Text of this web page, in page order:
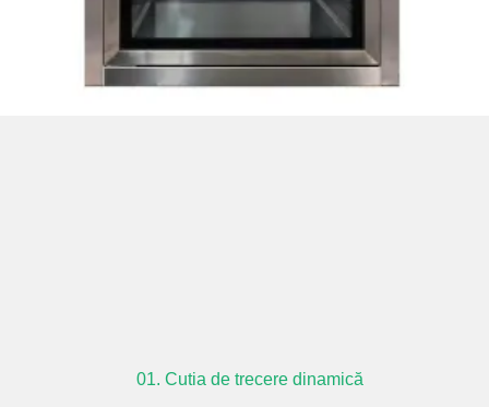
01. Cutia de trecere dinamică